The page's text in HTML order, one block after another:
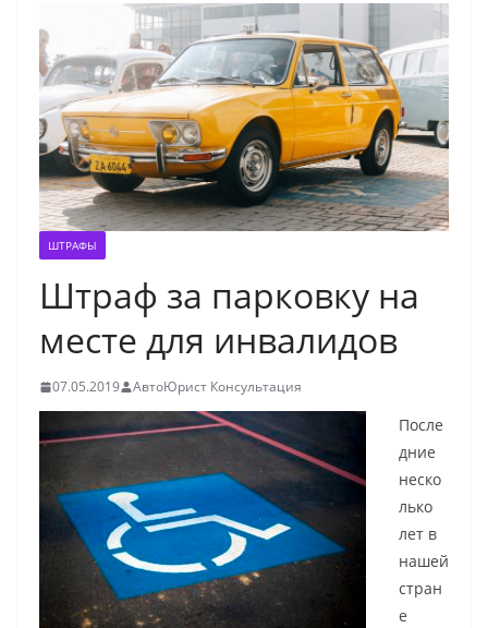
ШТРАФЫ
Штраф за парковку на
месте для инвалидов
07.05.2019 АвтоЮрист Консультация
После
дние
неско
лько
лет в
нашей
стран
е